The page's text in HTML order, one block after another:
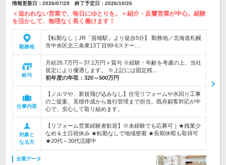
情報更新日：2026/07/29 終了予定日：2026/10/26
＜追われない営業で、毎日にゆとりを。＞紹介・反響営業が中心。経験
を活かして、無理なく長く働けます！
勤務地
【転勤なし｜JR「苗穂駅」より徒歩5分】 勤務地／北海道札幌
市中央区北三条東13丁目99-6ステー…
給与
月給26.7万円～37.1万円＋賞与 ※経験・年齢を考慮の上、当社
規定により優遇します。 ※上記には固定残…
初年度の年収： 320～500万円
仕事内容
【ノルマや、新規飛び込みなし】住宅リフォームや水回り工事
のご提案、見積作成から進行管理まで担当。既存顧客対応が中
心で、安心して取り組めます。
対象と
なる方
【リフォーム営業経験者歓迎】※未経験でも応募可｜★残業少
なめ＆土日祝休み ★転勤なしで地域密着 ★長期休暇も取得可
★20代～30代活躍中
企業データ